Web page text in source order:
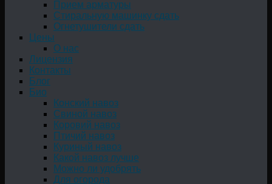
Прием арматуры
Стиральную машинку сдать
Огнетушители сдать
Цены
О нас
Лицензия
Контакты
Блог
Био
Конский навоз
Свиной навоз
Коровий навоз
Птичий навоз
Куриный навоз
Какой навоз лучше
Можно ли удобрять
Для огорода